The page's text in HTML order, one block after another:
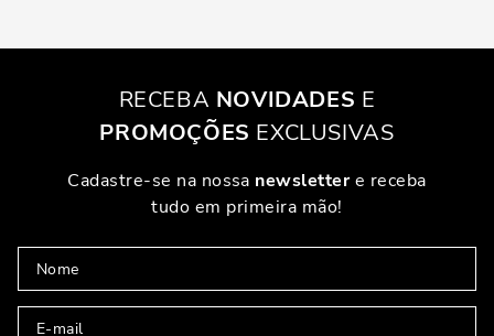
RECEBA NOVIDADES E
PROMOÇÕES EXCLUSIVAS
Cadastre-se na nossa newslettere receba
tudo em primeira mão!